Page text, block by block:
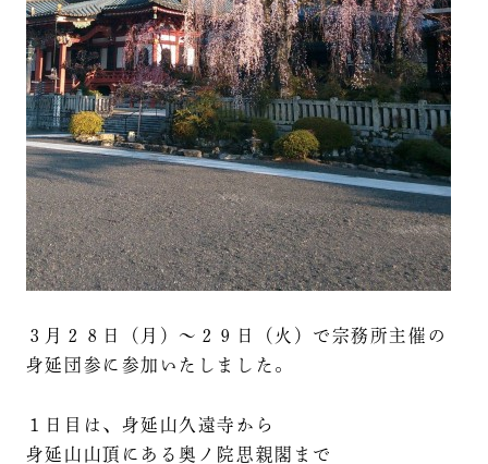
３月２８日（月）～２９日（火）で宗務所主催の
身延団参に参加いたしました。
１日目は、身延山久遠寺から
身延山山頂にある奥ノ院思親閣まで